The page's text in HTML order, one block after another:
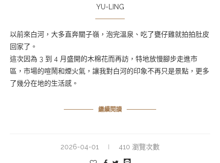
YU-LING
以前來白河，大多直奔關子嶺，泡完溫泉、吃了甕仔雞就拍拍肚皮
回家了。
這次因為 3 到 4 月盛開的木棉花而再訪，特地放慢腳步走進市
區，市場的喧鬧和煙火氣，讓我對白河的印象不再只是景點，更多
了幾分在地的生活感。
繼續閱讀
2026-04-01 410 瀏覽次數